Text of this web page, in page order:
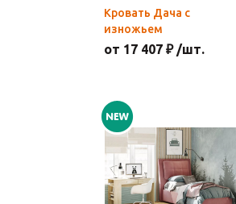
Кровать Дача с
изножьем
от 17 407 ₽ /шт.